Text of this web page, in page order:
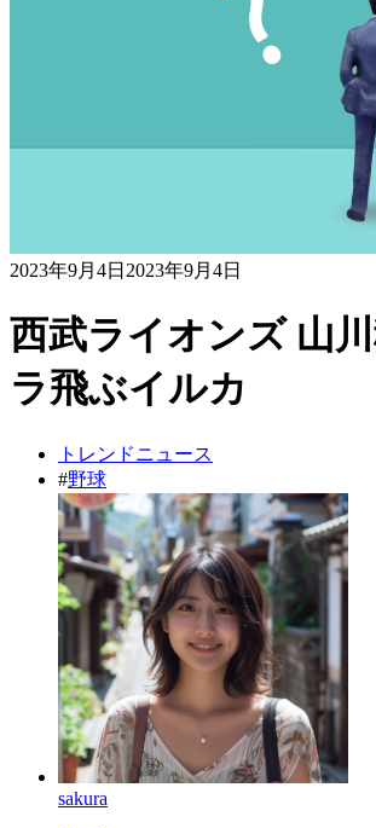
2023年9月4日 2023年9月4日
西武ライオンズ 山
ラ飛ぶイルカ
トレンドニュース
#野球
sakura